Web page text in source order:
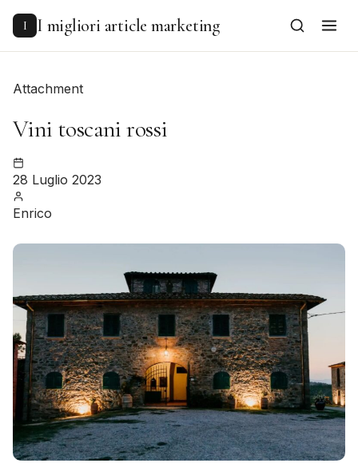
content
I I migliori article marketing
Attachment
Vini toscani rossi
28 Luglio 2023
Enrico